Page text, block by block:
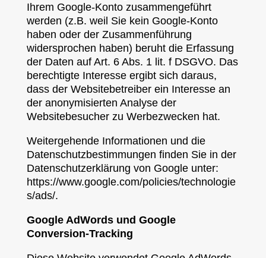
Ihrem Google-Konto zusammengeführt
werden (z.B. weil Sie kein Google-Konto
haben oder der Zusammenführung
widersprochen haben) beruht die Erfassung
der Daten auf Art. 6 Abs. 1 lit. f DSGVO. Das
berechtigte Interesse ergibt sich daraus,
dass der Websitebetreiber ein Interesse an
der anonymisierten Analyse der
Websitebesucher zu Werbezwecken hat.
Weitergehende Informationen und die
Datenschutzbestimmungen finden Sie in der
Datenschutzerklärung von Google unter:
https://www.google.com/policies/technologie
s/ads/.
Google AdWords und Google
Conversion-Tracking